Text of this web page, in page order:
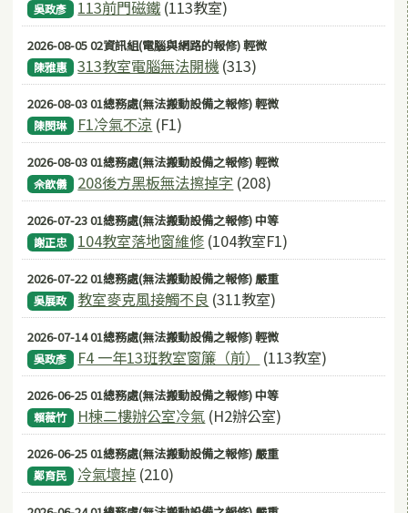
吳政彥 113前門磁鐵 (113教室)
2026-08-05 02資訊組(電腦與網路的報修) 輕微
陳雅惠 313教室電腦無法開機 (313)
2026-08-03 01總務處(無法搬動設備之報修) 輕微
陳閔琳 F1冷氣不涼 (F1)
2026-08-03 01總務處(無法搬動設備之報修) 輕微
佘歆儀 208後方黑板無法擦掉字 (208)
2026-07-23 01總務處(無法搬動設備之報修) 中等
謝正忠 104教室落地窗維修 (104教室F1)
2026-07-22 01總務處(無法搬動設備之報修) 嚴重
吳展政 教室麥克風接觸不良 (311教室)
2026-07-14 01總務處(無法搬動設備之報修) 輕微
吳政彥 F4 一年13班教室窗簾（前） (113教室)
2026-06-25 01總務處(無法搬動設備之報修) 中等
賴薇竹 H棟二樓辦公室冷氣 (H2辦公室)
2026-06-25 01總務處(無法搬動設備之報修) 嚴重
鄭育民 冷氣壞掉 (210)